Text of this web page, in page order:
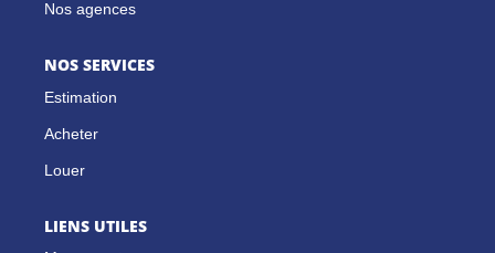
Nos agences
NOS SERVICES
Estimation
Acheter
Louer
LIENS UTILES